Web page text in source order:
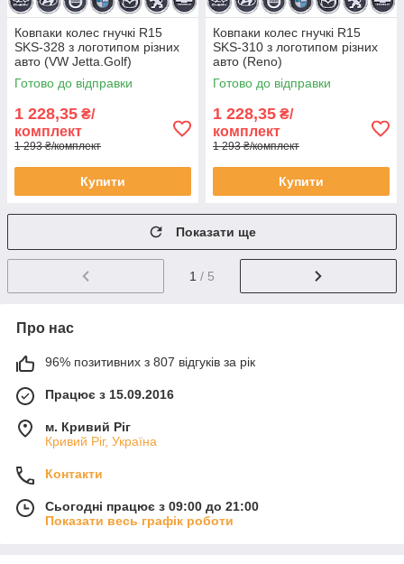
Ковпаки колес гнучкі R15
SKS-328 з логотипом різних
авто (VW Jetta.Golf)
Готово до відправки
1 228,35 ₴/
комплект
1 293 ₴/комплект
Купити
Ковпаки колес гнучкі R15
SKS-310 з логотипом різних
авто (Reno)
Готово до відправки
1 228,35 ₴/
комплект
1 293 ₴/комплект
Купити
Показати ще
1 / 5
Про нас
96% позитивних з 807 відгуків за рік
Працює з 15.09.2016
м. Кривий Ріг
Кривий Ріг, Україна
Контакти
Сьогодні працює з 09:00 до 21:00
Показати весь графік роботи